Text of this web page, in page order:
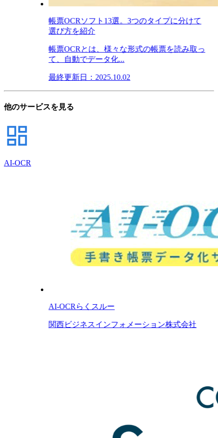
帳票OCRソフト13選。3つのタイプに分けて
選び方を紹介
帳票OCRとは、様々な形式の帳票を読み取っ
て、自動でデータ化...
最終更新日：2025.10.02
他のサービスを見る
AI-OCR
AI-OCRらくスルー
関西ビジネスインフォメーション株式会社